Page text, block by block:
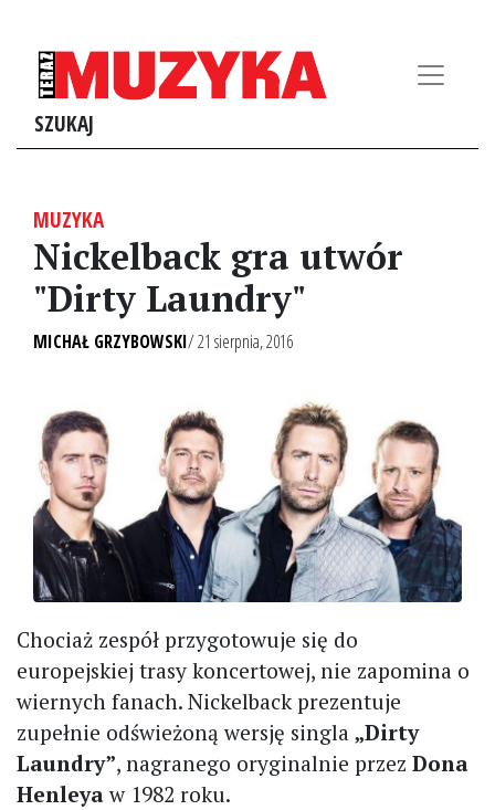
SZUKAJ
MUZYKA
Nickelback gra utwór
"Dirty Laundry"
MICHAŁ GRZYBOWSKI/ 21 sierpnia, 2016
Chociaż zespół przygotowuje się do
europejskiej trasy koncertowej, nie zapomina o
wiernych fanach. Nickelback prezentuje
zupełnie odświeżoną wersję singla „Dirty
Laundry”, nagranego oryginalnie przez Dona
Henleyaw 1982 roku.